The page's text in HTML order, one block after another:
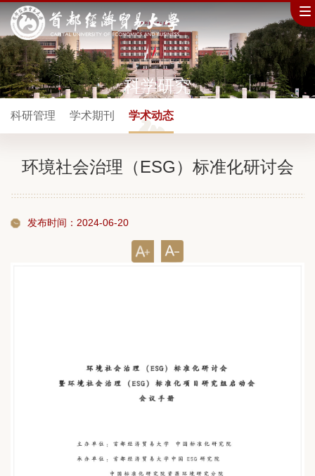
科学研究
科研管理 学术期刊 学术动态
环境社会治理（ESG）标准化研讨会
发布时间：2024-06-20